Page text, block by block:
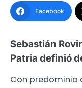
Facebook
Sebastián
Patria definió
Con predominio